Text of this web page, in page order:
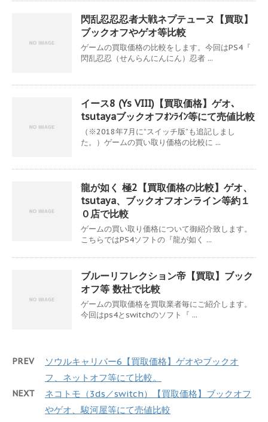
閃乱忍忍忍者大戦ネプテューヌ【買取】
ブックオフやゲオ等比較
ゲームの買取価格の比較をします。今回はPS4『
閃乱忍忍（せんらんにんにん）忍者 ...
イース8 (Ys VIII)【買取価格】ゲオ､
tsutayaブックオフｵﾝﾗｲﾝ等にて売値比較
（※2018年7月に”スイッチ版”も追記しまし
た。）ゲームの買い取り価格の比較に ...
龍が如く 極2【買取価格の比較】ゲオ、
tsutaya、ブックオフオンライン等約１
０店で比較
ゲームの買い取り価格について御紹介致します。
こちらではPS4ソフトの『龍が如く ...
ブルーリフレクション帝【買取】ブック
オフ等 数社で比較
ゲームの買取価格を買取業者毎にご紹介します。
今回はps4とswitchのソフト『 ...
PREV
ソウルキャリバー6【買取価格】ゲオやブックオ
フ、ネットオフ等にて比較。
NEXT
ネコトモ（3ds／switch）【買取価格】ブックオフ
やゲオ、駿河屋等にて売値比較